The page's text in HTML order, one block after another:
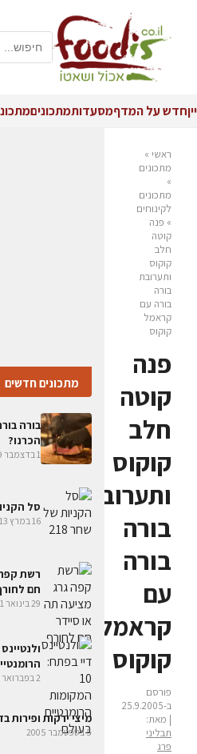
ייןחדש על המדףמסעדותמתכונים
ראשי »
מתכונים
»
מתכונים
לקינוחים
» פנה
קוטה
חלב
קוקוס
ותערובת
בורה
בורה עם
קראמל
קוקוס
פנה
קוטה
חלב
קוקוס
ותערובת
בורה
בורה
עם
קראמל
קוקוס
פורסם
ב-25.9.2005
| מאת:
תבליני
פרג
מתכונים חדשים
בורה
הכרנו?
1 בדצמבר 2019
סל
16 במרץ 2013
רשת
חם
29 בינואר 2011
2 בפברואר 2009
מיצי ירקות ופירות
5 בספטמבר 2005